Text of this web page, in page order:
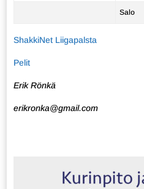
Salo
ShakkiNet Liigapalsta
Pelit
Erik Rönkä
erikronka@gmail.com